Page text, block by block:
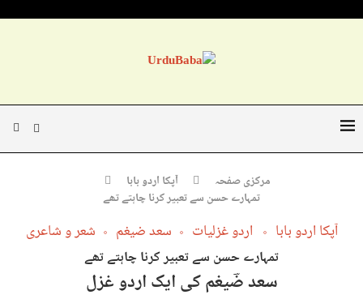
مرکزی صفحہ
آپکا اردو بابا
تمہارے حسن سے تعبیر کرنا چاہتے تھے
آپکا اردو بابا اردو غزلیات سعد ضیغم شعر و شاعری
تمہارے حسن سے تعبیر کرنا چاہتے تھے
سعد ضؔیغم کی ایک اردو غزل